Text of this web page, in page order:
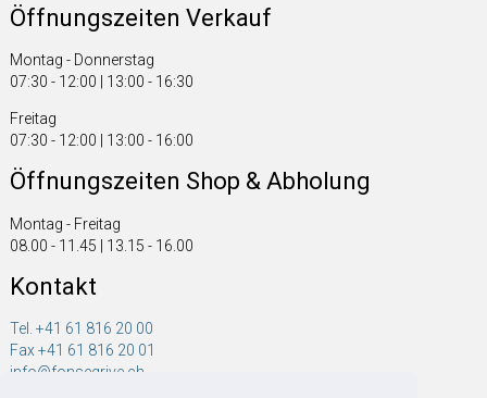
Öffnungszeiten Verkauf
Montag - Donnerstag
07:30 - 12:00 | 13:00 - 16:30
Freitag
07:30 - 12:00 | 13:00 - 16:00
Öffnungszeiten Shop & Abholung
Montag - Freitag
08.00 - 11.45 | 13.15 - 16.00
Kontakt
Tel. +41 61 816 20 00
Fax +41 61 816 20 01
info@fonsegrive.ch